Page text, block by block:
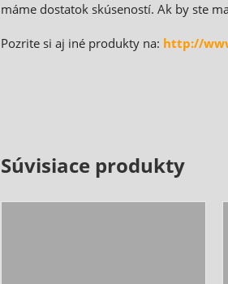
máme dostatok skúseností. Ak by ste
Pozrite si aj iné produkty na: http://
Súvisiace produkty